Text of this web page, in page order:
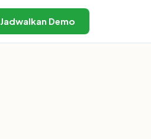
Jadwalkan Demo